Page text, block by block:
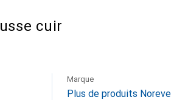
cuir
Marque
Plus de produits Noreve